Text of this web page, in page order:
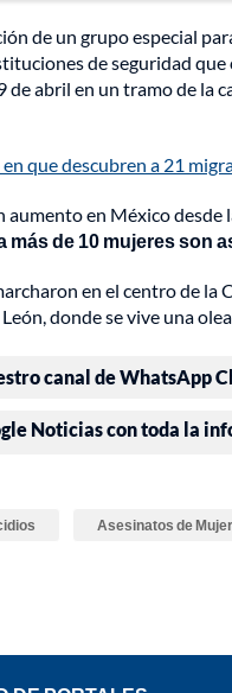
de un grupo especial
de seguridad
de abril en un tramo de
que descubren a 21
en México desde
más de 10 mujeres son
en el centro de
donde se vive una
canal de WhatsApp
Noticias con toda la
Asesinatos de